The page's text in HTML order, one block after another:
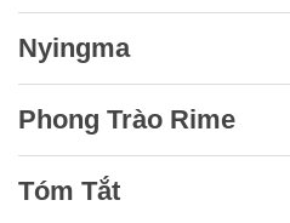
Nyingma
Phong Trào Rime
Tóm Tắt